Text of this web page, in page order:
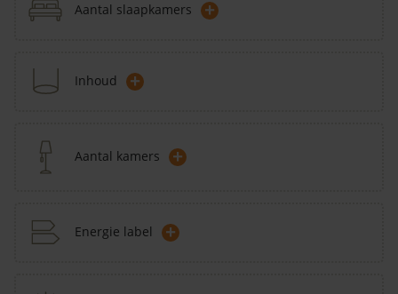
Aantal slaapkamers +
Inhoud +
Aantal kamers +
Energie label +